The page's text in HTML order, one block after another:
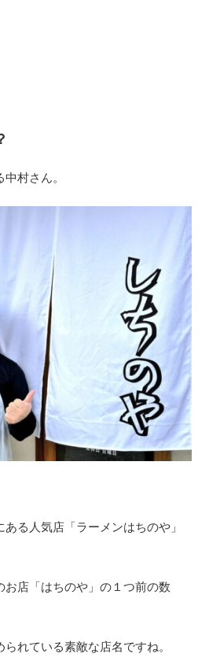
村さん。
る人気店「ラーメンはちのや」
お店「はちのや」の１つ前の数
れている素敵な店名ですね。